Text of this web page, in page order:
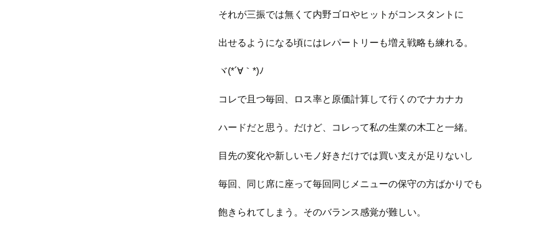
それが三振では無くて内野ゴロやヒットがコンスタントに
出せるようになる頃にはレパートリーも増え戦略も練れる。
ヾ(*´∀｀*)ﾉ
コレで且つ毎回、ロス率と原価計算して行くのでナカナカ
ハードだと思う。だけど、コレって私の生業の木工と一緒。
目先の変化や新しいモノ好きだけでは買い支えが足りないし
毎回、同じ席に座って毎回同じメニューの保守の方ばかりでも
飽きられてしまう。そのバランス感覚が難しい。